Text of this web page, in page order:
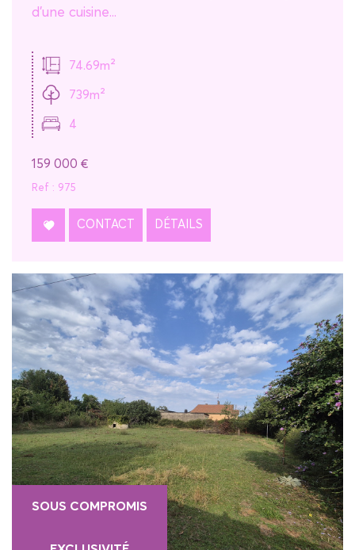
d'une cuisine...
74.69m²
739m²
4
159 000 €
Ref : 975
CONTACT DÉTAILS
SOUS COMPROMIS